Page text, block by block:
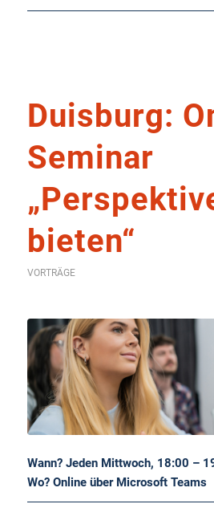
Duisburg:
Seminar
bieten“
VORTRÄGE
Wann? Jeden Mittwoch, 18:00 –
Wo? Online über Microsoft Teams